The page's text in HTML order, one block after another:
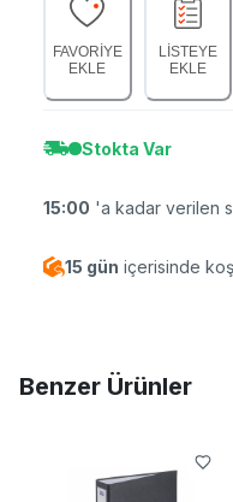
FAVORİYE
EKLE
LİSTEYE
EKLE
Stokta Var
15:00 'a kadar verilen
15 gün içerisinde
Benzer Ürünler